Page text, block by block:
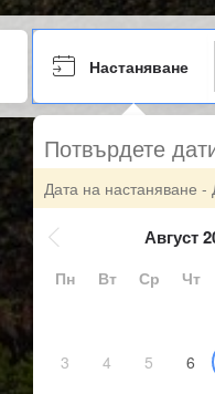
Настаняване
Потвърдете
Дата на настаняване -
Август
Пн Вт Ср Чт
3
4 5 6